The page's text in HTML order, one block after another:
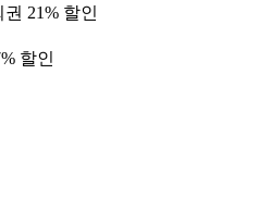
21% 할인
할인